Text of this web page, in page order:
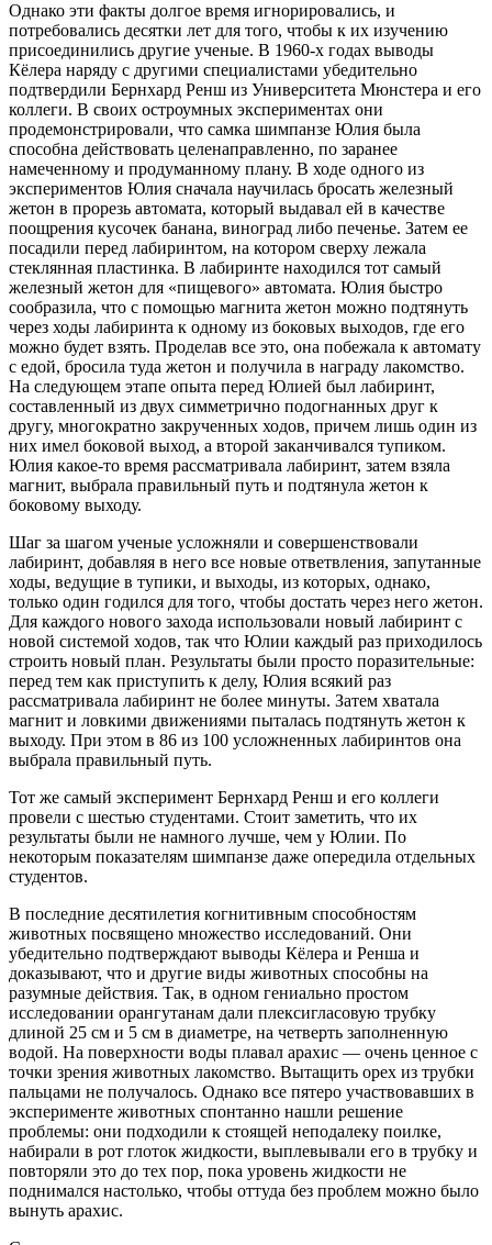
Однако эти факты долгое время игнорировались, и
потребовались десятки лет для того, чтобы к их изучению
присоединились другие ученые. В 1960-х годах выводы
Кёлера наряду с другими специалистами убедительно
подтвердили Бернхард Ренш из Университета Мюнстера и его
коллеги. В своих остроумных экспериментах они
продемонстрировали, что самка шимпанзе Юлия была
способна действовать целенаправленно, по заранее
намеченному и продуманному плану. В ходе одного из
экспериментов Юлия сначала научилась бросать железный
жетон в прорезь автомата, который выдавал ей в качестве
поощрения кусочек банана, виноград либо печенье. Затем ее
посадили перед лабиринтом, на котором сверху лежала
стеклянная пластинка. В лабиринте находился тот самый
железный жетон для «пищевого» автомата. Юлия быстро
сообразила, что с помощью магнита жетон можно подтянуть
через ходы лабиринта к одному из боковых выходов, где его
можно будет взять. Проделав все это, она побежала к автомату
с едой, бросила туда жетон и получила в награду лакомство.
На следующем этапе опыта перед Юлией был лабиринт,
составленный из двух симметрично подогнанных друг к
другу, многократно закрученных ходов, причем лишь один из
них имел боковой выход, а второй заканчивался тупиком.
Юлия какое-то время рассматривала лабиринт, затем взяла
магнит, выбрала правильный путь и подтянула жетон к
боковому выходу.
Шаг за шагом ученые усложняли и совершенствовали
лабиринт, добавляя в него все новые ответвления, запутанные
ходы, ведущие в тупики, и выходы, из которых, однако,
только один годился для того, чтобы достать через него жетон.
Для каждого нового захода использовали новый лабиринт с
новой системой ходов, так что Юлии каждый раз приходилось
строить новый план. Результаты были просто поразительные:
перед тем как приступить к делу, Юлия всякий раз
рассматривала лабиринт не более минуты. Затем хватала
магнит и ловкими движениями пыталась подтянуть жетон к
выходу. При этом в 86 из 100 усложненных лабиринтов она
выбрала правильный путь.
Тот же самый эксперимент Бернхард Ренш и его коллеги
провели с шестью студентами. Стоит заметить, что их
результаты были не намного лучше, чем у Юлии. По
некоторым показателям шимпанзе даже опередила отдельных
студентов.
В последние десятилетия когнитивным способностям
животных посвящено множество исследований. Они
убедительно подтверждают выводы Кёлера и Ренша и
доказывают, что и другие виды животных способны на
разумные действия. Так, в одном гениально простом
исследовании орангутанам дали плексигласовую трубку
длиной 25 см и 5 см в диаметре, на четверть заполненную
водой. На поверхности воды плавал арахис — очень ценное с
точки зрения животных лакомство. Вытащить орех из трубки
пальцами не получалось. Однако все пятеро участвовавших в
эксперименте животных спонтанно нашли решение
проблемы: они подходили к стоящей неподалеку поилке,
набирали в рот глоток жидкости, выплевывали его в трубку и
повторяли это до тех пор, пока уровень жидкости не
поднимался настолько, чтобы оттуда без проблем можно было
вынуть арахис.